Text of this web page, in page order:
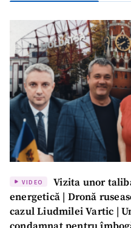
VIDEO
Vizita unor
energetică | Dronă
cazul Liudmilei Vartic |